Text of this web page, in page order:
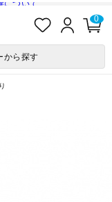
ついて
入
ロ
ン
0
から探す